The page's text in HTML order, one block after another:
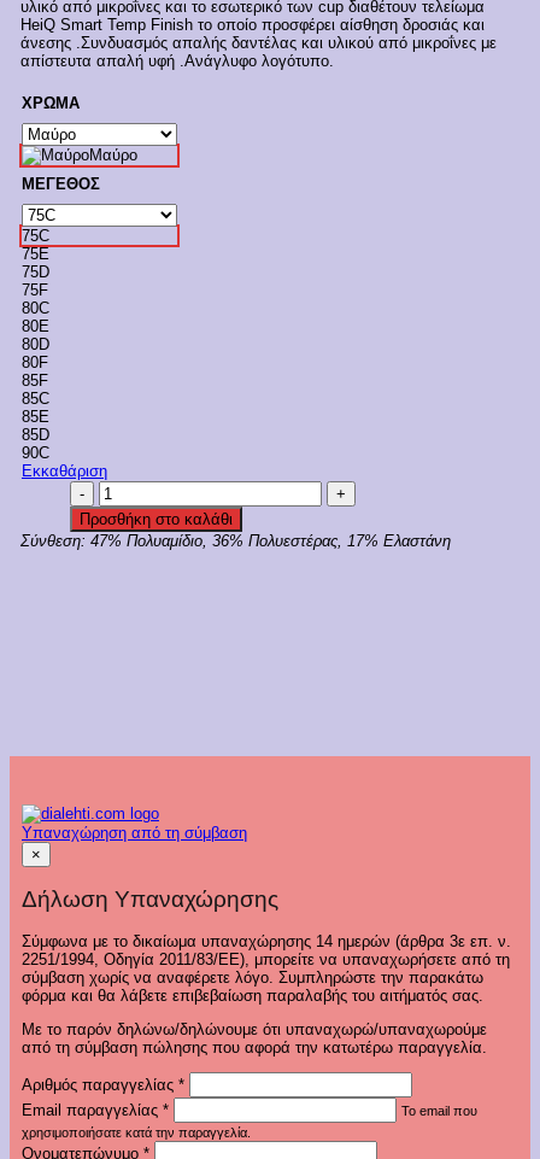
υλικό από μικροΐνες και το εσωτερικό των cup διαθέτουν τελείωμα
HeiQ Smart Temp Finish το οποίο προσφέρει αίσθηση δροσιάς και
άνεσης .Συνδυασμός απαλής δαντέλας και υλικού από μικροΐνες με
απίστευτα απαλή υφή .Ανάγλυφο λογότυπο.
ΧΡΩΜΑ
Μαύρο
ΜΕΓΕΘΟΣ
75C
75Ε
75D
75F
80C
80E
80D
80F
85F
85C
85E
85D
90C
Εκκαθάριση
Triumph
Σουτιέν
Με
Μπανέλες
Προσθήκη στο καλάθι
Σύνθεση: 47% Πολυαμίδιο, 36% Πολυεστέρας, 17% Ελαστάνη
Υπαναχώρηση από τη σύμβαση
×
Δήλωση Υπαναχώρησης
Σύμφωνα με το δικαίωμα υπαναχώρησης 14 ημερών (άρθρα 3ε επ. ν.
2251/1994, Οδηγία 2011/83/ΕΕ), μπορείτε να υπαναχωρήσετε από τη
σύμβαση χωρίς να αναφέρετε λόγο. Συμπληρώστε την παρακάτω
φόρμα και θα λάβετε επιβεβαίωση παραλαβής του αιτήματός σας.
Με το παρόν δηλώνω/δηλώνουμε ότι υπαναχωρώ/υπαναχωρούμε
από τη σύμβαση πώλησης που αφορά την κατωτέρω παραγγελία.
Αριθμός παραγγελίας *
Email παραγγελίας *
Το email που
χρησιμοποιήσατε κατά την παραγγελία.
Ονοματεπώνυμο *